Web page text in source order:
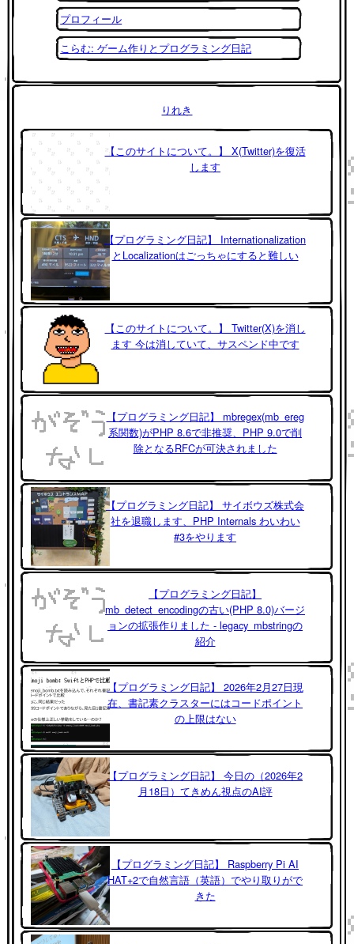
プロフィール
こらむ: ゲーム作りとプログラミング日記
りれき
【このサイトについて。】 X(Twitter)を復活
します
【プログラミング日記】 Internationalization
とLocalizationはごっちゃにすると難しい
【このサイトについて。】 Twitter(X)を消し
ます 今は消していて、サスペンド中です
【プログラミング日記】 mbregex(mb_ereg
系関数)がPHP 8.6で非推奨、PHP 9.0で削
除となるRFCが可決されました
【プログラミング日記】 サイボウズ株式会
社を退職します、PHP Internals わいわい
#3をやります
【プログラミング日記】
mb_detect_encodingの古い(PHP 8.0)バージ
ョンの拡張作りました - legacy_mbstringの
紹介
【プログラミング日記】 2026年2月27日現
在、書記素クラスターにはコードポイント
の上限はない
【プログラミング日記】 今日の（2026年2
月18日）てきめん視点のAI評
【プログラミング日記】 Raspberry Pi AI
HAT+2で自然言語（英語）でやり取りがで
きた